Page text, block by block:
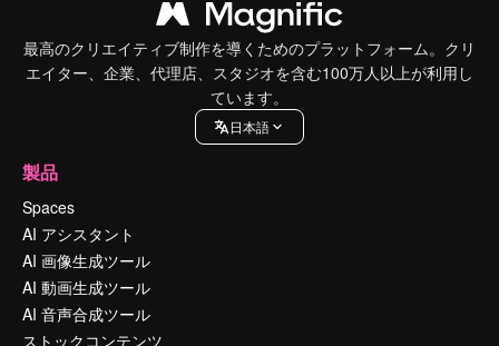
最高のクリエイティブ制作を導くためのプラットフォーム。クリ
エイター、企業、代理店、スタジオを含む100万人以上が利用し
ています。
日本語
製品
Spaces
AI アシスタント
AI 画像生成ツール
AI 動画生成ツール
AI 音声合成ツール
ストックコンテンツ